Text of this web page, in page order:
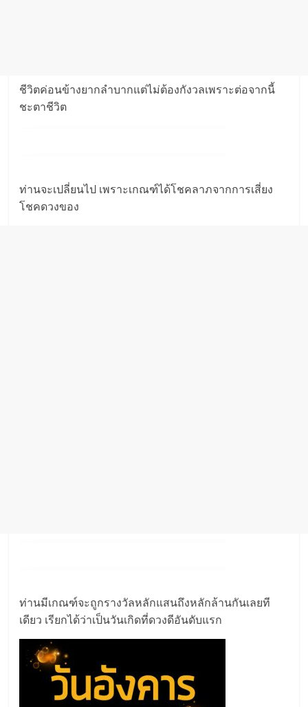
ชีวิตค่อนข้างยากลำบากแต่ไม่ต้องกังวลเพราะต่อจากนี้
ชะตาชีวิต
ท่านจะเปลี่ยนไป เพราะเกณฑ์ได้โชคลาภจากการเสี่ยง
โชคดวงของ
ท่านมีเกณฑ์จะถูกรางวัลหลักแสนถึงหลักล้านกันเลยที
เดียว เรียกได้ว่าเป็นวันเกิดที่ดวงดีอันดับแรก